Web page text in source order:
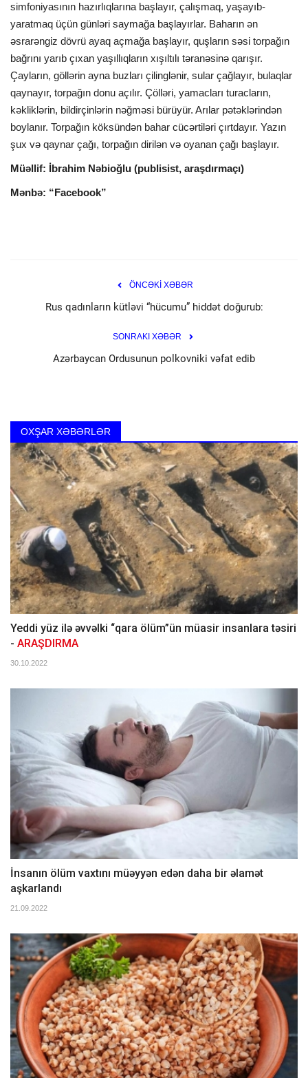
simfoniyasının hazırlıqlarına başlayır, çalışmaq, yaşayıb-
yaratmaq üçün günləri saymağa başlayırlar. Baharın ən
əsrarəngiz dövrü ayaq açmağa başlayır, quşların səsi torpağın
bağrını yarıb çıxan yaşıllıqların xışıltılı təranəsinə qarışır.
Çayların, göllərin ayna buzları çilinglənir, sular çağlayır, bulaqlar
qaynayır, torpağın donu açılır. Çölləri, yamacları turacların,
kəkliklərin, bildirçinlərin nəğməsi bürüyür. Arılar pətəklərindən
boylanır. Torpağın köksündən bahar cücərtiləri çırtdayır. Yazın
şux və qaynar çağı, torpağın dirilən və oyanan çağı başlayır.
Müəllif: İbrahim Nəbioğlu (publisist, araşdırmaçı)
Mənbə: “Facebook”
ÖNCƏKİ XƏBƏR
Rus qadınların kütləvi “hücumu” hiddət doğurub:
SONRAKI XƏBƏR
Azərbaycan Ordusunun polkovniki vəfat edib
OXŞAR XƏBƏRLƏR
Yeddi yüz ilə əvvəlki “qara ölüm”ün müasir insanlara təsiri
- ARAŞDIRMA
30.10.2022
İnsanın ölüm vaxtını müəyyən edən daha bir əlamət
aşkarlandı
21.09.2022